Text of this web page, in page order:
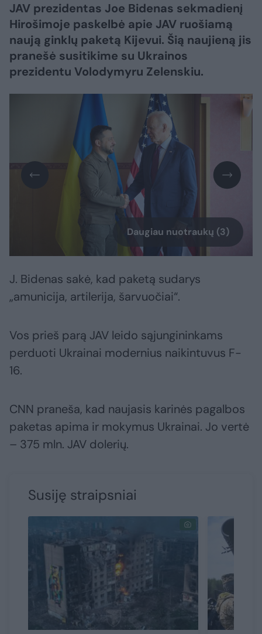
JAV prezidentas Joe Bidenas sekmadienį
Hirošimoje paskelbė apie JAV ruošiamą
naują ginklų paketą Kijevui. Šią naujieną jis
pranešė susitikime su Ukrainos
prezidentu Volodymyru Zelenskiu.
Daugiau nuotraukų (3)
J. Bidenas sakė, kad paketą sudarys
„amunicija, artilerija, šarvuočiai“.
Vos prieš parą JAV leido sąjungininkams
perduoti Ukrainai modernius naikintuvus F-
16.
CNN praneša, kad naujasis karinės pagalbos
paketas apima ir mokymus Ukrainai. Jo vertė
– 375 mln. JAV dolerių.
Susiję straipsniai